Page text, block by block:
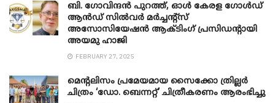
ബി. ​ഗോവിന്ദൻ പുറത്ത്, ഓൾ കേരള ഗോൾഡ്
ആൻഡ് സിൽവർ മർച്ചന്റ്സ്
അസോസിയേഷൻ ആക്ടിംഗ് പ്രസിഡന്റായി
അയമു ഹാജി
FEBRUARY 27, 2025
മെന്‍റലിസം പ്രമേയമായ സൈക്കോ ത്രില്ലർ
ചിത്രം ‘ഡോ. ബെന്നറ്റ്’ ചിത്രീകരണം ആരംഭിച്ചു